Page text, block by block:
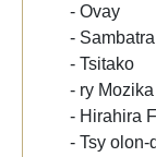
- Ovay
- Sambatra
- Tsitako
- ry Mozika
- Hirahira
- Tsy olon-